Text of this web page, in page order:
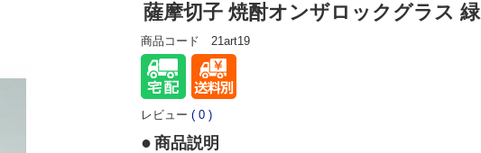
薩摩切子 焼酎オンザロックグラス 緑
商品コード 21art19
レビュー ( 0 )
商品説明